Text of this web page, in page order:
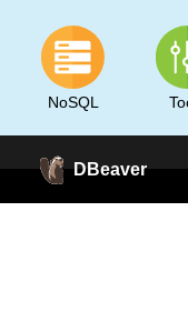
NoSQL
DBeaver